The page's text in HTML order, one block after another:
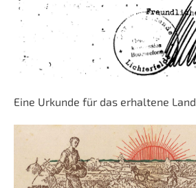
Eine Urkunde für das erhaltene Land